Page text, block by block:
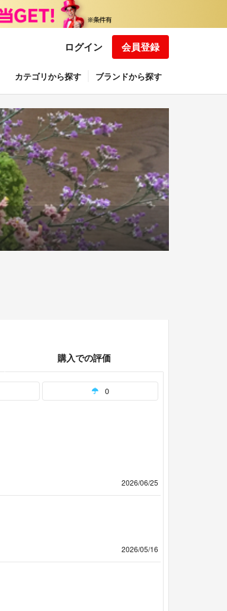
ログイン 会員登録
カテゴリから探す ブランドから探す
購入での評価
0
2026/06/25
2026/05/16